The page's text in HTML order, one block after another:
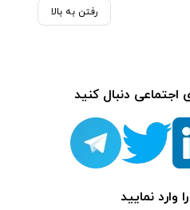
رفتن به بالا
اجتماعی دنبال کنید
وارد نمایید